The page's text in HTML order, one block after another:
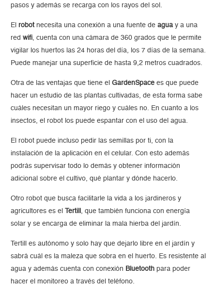
pasos y además se recarga con los rayos del sol.
El robotnecesita una conexión a una fuente deagua y a una
redwifi, cuenta con una cámara de 360 grados que le permite
vigilar los huertos las 24 horas del día, los 7 días de la semana.
Puede manejar una superficie de hasta 9,2 metros cuadrados.
Otra de las ventajas que tiene elGardenSpace es que puede
hacer un estudio de las plantas cultivadas, de esta forma sabe
cuáles necesitan un mayor riego y cuáles no. En cuanto a los
insectos, el robot los puede espantar con el uso del agua.
El robot puede incluso pedir las semillas por ti, con la
instalación de la aplicación en el celular. Con esto además
podrás supervisar todo lo demás y obtener información
adicional sobre el cultivo, qué plantar y dónde hacerlo.
Otro robot que busca facilitarle la vida a los jardineros y
agricultores es el
Tertill , que también funciona con energía
solar y se encarga de eliminar la mala hierba del jardín.
Tertill es autónomo y solo hay que dejarlo libre en el jardín y
sabrá cuál es la maleza que sobra en el huerto. Es resistente al
agua y además cuenta con conexión Bluetooth para poder
hacer el monitoreo a través del teléfono.